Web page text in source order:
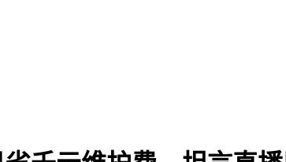
一鸣？
亿